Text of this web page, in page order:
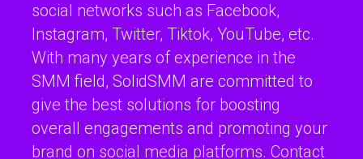
social networks such as Facebook,
Instagram, Twitter, Tiktok, YouTube, etc.
With many years of experience in the
SMM field, SolidSMM are committed to
give the best solutions for boosting
overall engagements and promoting your
brand on social media platforms. Contact